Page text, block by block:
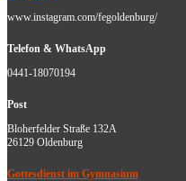
www.instagram.com/fegoldenburg/
Telefon & WhatsApp
0441-18070194
Post
Bloherfelder Straße 132A
26129 Oldenburg
Gottesdienst im Gymnasium